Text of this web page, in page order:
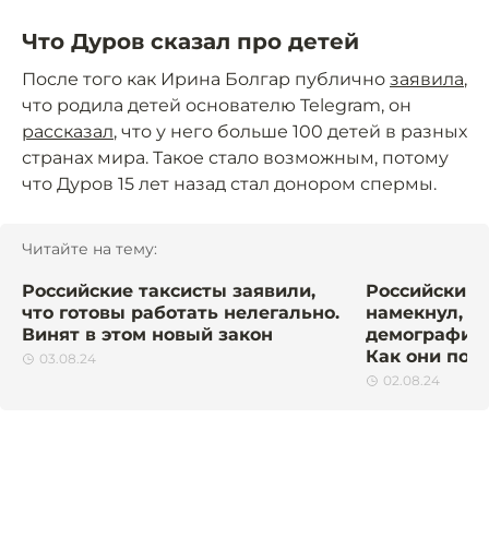
Что Дуров сказал про детей
После того как Ирина Болгар публично заявила,
что родила детей основателю Telegram, он
рассказал, что у него больше 100 детей в разных
странах мира. Такое стало возможным, потому
что Дуров 15 лет назад стал донором спермы.
Читайте на тему:
Российские таксисты заявили,
что готовы работать нелегально.
Винят в этом новый закон
03.08.24
Российский
намекнул,
демографию
Как они
02.08.24